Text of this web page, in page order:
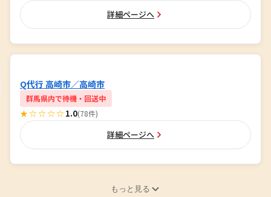
詳細ページへ
Q代行 高崎市／高崎市
群馬県内で待機・回送中
★☆☆☆☆1.0(78件)
詳細ページへ
もっと見る